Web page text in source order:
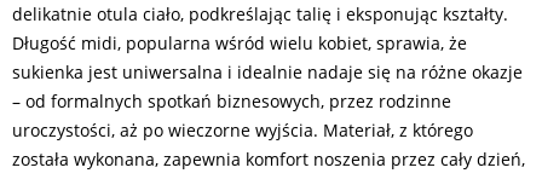
delikatnie otula ciało, podkreślając talię i eksponując kształty.
Długość midi, popularna wśród wielu kobiet, sprawia, że
sukienka jest uniwersalna i idealnie nadaje się na różne okazje
– od formalnych spotkań biznesowych, przez rodzinne
uroczystości, aż po wieczorne wyjścia. Materiał, z którego
została wykonana, zapewnia komfort noszenia przez cały dzień,